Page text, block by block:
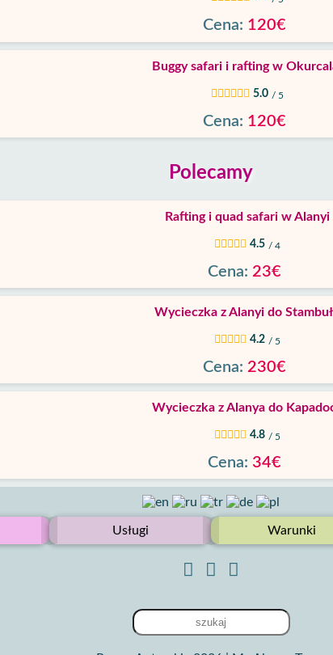
Cena: 120€
Buggy safari i rafting w
5.0 / 5
Cena: 120€
Polecamy
Rafting i quad safari w Alanyi
4.5 / 4
Cena: 23€
Wycieczka z Alanyi do
4.2 / 5
Cena: 230€
Wycieczka z Alanya do
4.8 / 5
Cena: 34€
Usługi Warunki